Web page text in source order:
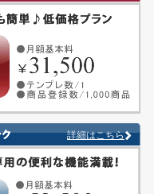
詳細はこちら